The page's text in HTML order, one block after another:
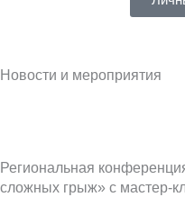
Новости и мероприятия
Региональная
сложных грыж» с мастер-